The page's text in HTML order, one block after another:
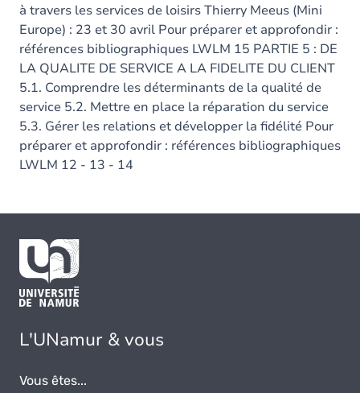
à travers les services de loisirs Thierry Meeus (Mini
Europe) : 23 et 30 avril Pour préparer et approfondir :
références bibliographiques LWLM 15 PARTIE 5 : DE
LA QUALITE DE SERVICE A LA FIDELITE DU CLIENT
5.1. Comprendre les déterminants de la qualité de
service 5.2. Mettre en place la réparation du service
5.3. Gérer les relations et développer la fidélité Pour
préparer et approfondir : références bibliographiques
LWLM 12 - 13 - 14
L'UNamur & vous
Vous êtes...